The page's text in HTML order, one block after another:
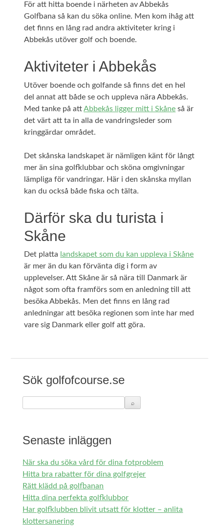
För att hitta boende i närheten av Abbekås
Golfbana så kan du söka online. Men kom ihåg att
det finns en lång rad andra aktiviteter kring i
Abbekås utöver golf och boende.
Aktiviteter i Abbekås
Utöver boende och golfande så finns det en hel
del annat att både se och uppleva nära Abbekås.
Med tanke på attAbbekås ligger mitt i Skåne så är
det värt att ta in alla de vandringsleder som
kringgärdar området.
Det skånska landskapet är nämligen känt för långt
mer än sina golfklubbar och sköna omgivningar
lämpliga för vandringar. Här i den skånska myllan
kan du också både fiska och tälta.
Därför ska du turista i
Skåne
Det platta landskapet som du kan uppleva i Skåne
är mer än du kan förvänta dig i form av
upplevelser. Att Skåne är så nära till Danmark är
något som ofta framförs som en anledning till att
besöka Abbekås. Men det finns en lång rad
anledningar att besöka regionen som inte har med
vare sig Danmark eller golf att göra.
Sök golfofcourse.se
Senaste inläggen
När ska du söka vård för dina fotproblem
Hitta bra rabatter för dina golfgrejer
Rätt klädd på golfbanan
Hitta dina perfekta golfklubbor
Har golfklubben blivit utsatt för klotter – anlita
klottersanering